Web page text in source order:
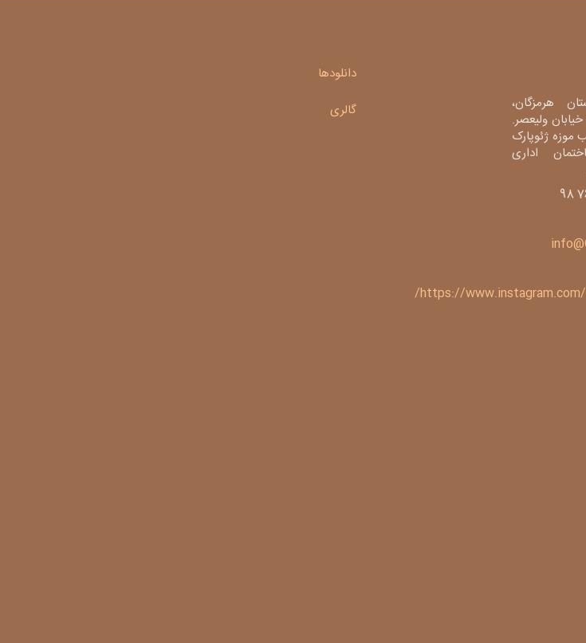
هرمزگان،
ولیعصر.
موزه ژئوپارک
اداری
https://www.instagram.com/
دانلودها
گالری